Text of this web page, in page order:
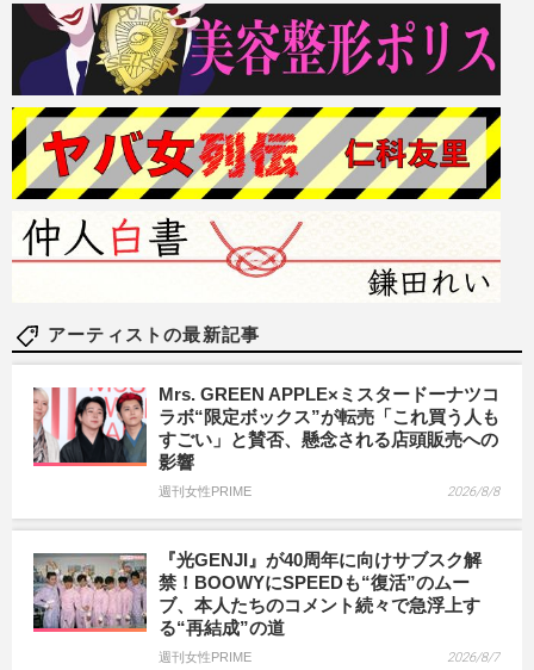
アーティストの最新記事
Mrs. GREEN APPLE×ミスタードーナツコ
ラボ“限定ボックス”が転売「これ買う人も
すごい」と賛否、懸念される店頭販売への
影響
週刊女性PRIME 2026/8/8
『光GENJI』が40周年に向けサブスク解
禁！BOOWYにSPEEDも“復活”のムー
ブ、本人たちのコメント続々で急浮上す
る“再結成”の道
週刊女性PRIME 2026/8/7